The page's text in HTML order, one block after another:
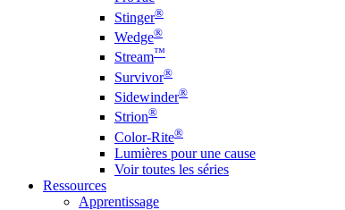
Stinger®
Wedge®
Stream™
Survivor®
Sidewinder®
Strion®
Color-Rite®
Lumières pour une cause
Voir toutes les séries
Ressources
Apprentissage